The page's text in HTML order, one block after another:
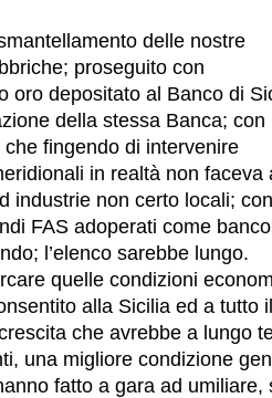
delle nostre
proseguito con
oro depositato al Banco di
della stessa Banca; con
fingendo di intervenire
in realtà non faceva
industrie non certo locali; con
FAS adoperati come
l’elenco sarebbe lungo.
quelle condizioni
alla Sicilia ed a tutto
che avrebbe a lungo
una migliore condizione
fatto a gara ad umiliare,